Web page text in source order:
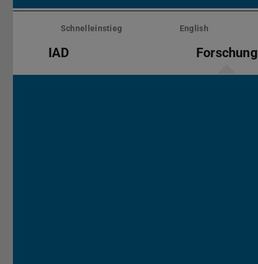
Menü
überspringenSchnelleinstieg English
IAD Forschung